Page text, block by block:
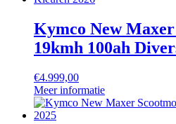
Kymco New
19kmh 100ah
€4.999,00
Meer informatie